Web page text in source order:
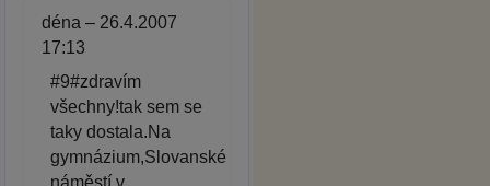
déna – 26.4.2007
17:13
#9#zdravím
všechny!tak sem se
taky dostala.Na
gymnázium,Slovanské